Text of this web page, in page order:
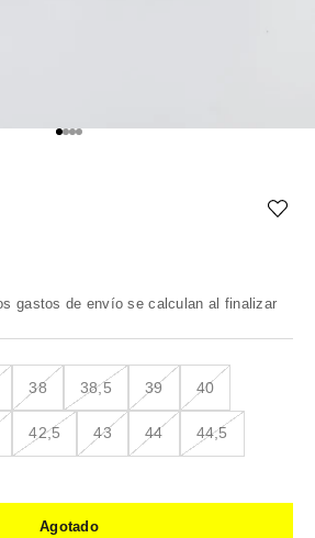
Ir al artículo 1
Ir al artículo 2
Ir al artículo 3
Ir al artículo 4
gastos de envío se calculan al finalizar
38 38,5 39 40
42,5 43 44 44,5
Agotado